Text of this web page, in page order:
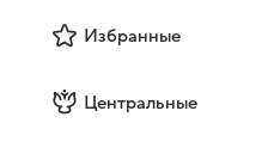
Избранные
Центральные